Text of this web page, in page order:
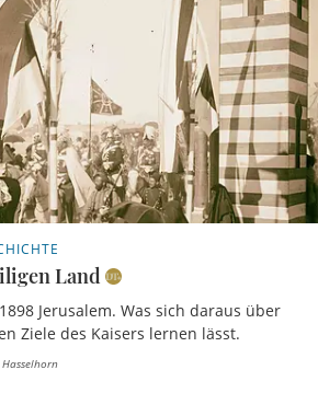
Land
Jerusalem. Was sich daraus über
Ziele des Kaisers lernen lässt.